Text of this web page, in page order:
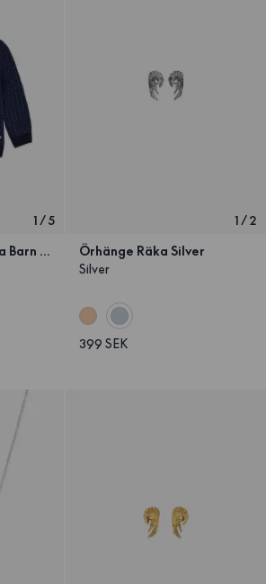
1/5
Vallerö Stickad Tröja Barn Marinblå
1/2
Örhänge Räka Silver
Silver
399 SEK